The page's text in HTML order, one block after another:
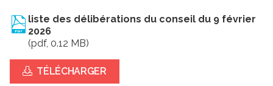
liste des délibérations du conseil du 9 février
2026
(pdf, 0.12 MB)
TÉLÉCHARGER